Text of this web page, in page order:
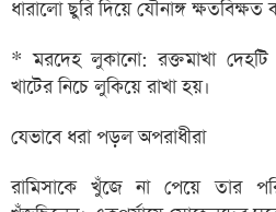
ধারালো ছুরি দিয়ে যৌনাঙ্গ ক্ষতবিক্ষত
* মরদেহ লুকানো: রক্তমাখা
খাটের নিচে লুকিয়ে রাখা হয়।
যেভাবে ধরা পড়ল অপরাধীরা
রামিসাকে খুঁজে না পেয়ে তার